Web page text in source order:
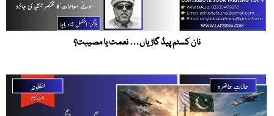
نان کسٹم پیڈ گاڑیاں… نعمت یا مصیبت؟